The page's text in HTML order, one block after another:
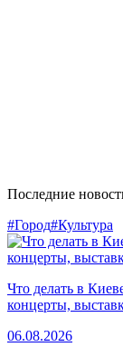
Последние
#Город#Культура
Что делать в
концерты,
06.08.2026